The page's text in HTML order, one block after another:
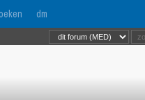
dm